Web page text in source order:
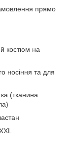
прямо
костюм на
носіння та для
(тканина